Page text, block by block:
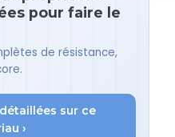
pour faire le
de résistance,
sur ce
›